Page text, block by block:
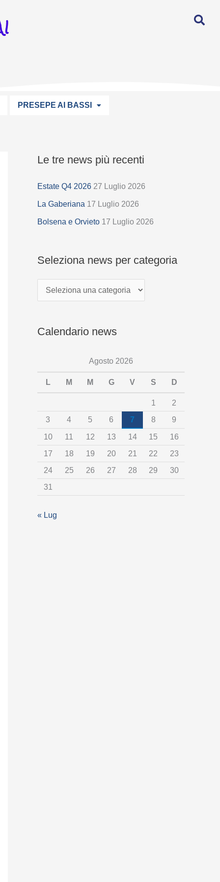
PRESEPE AI BASSI
Le tre news più recenti
Estate Q4 2026 27 Luglio 2026
La Gaberiana 17 Luglio 2026
Bolsena e Orvieto 17 Luglio 2026
Seleziona news per categoria
S
l
e
z
n
w
r
c
a
Calendario news
Agosto 2026
L M M G V S D
1
2
3
4 5 6 7 8 9
10 11 12 13 14 15
16
17
18 19 20 21 22
23
24
25 26 27 28 29
30
31
« Lug